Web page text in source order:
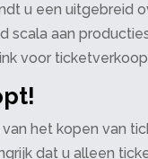
u een uitgebreid
scala aan
voor
het kopen van
dat u alleen